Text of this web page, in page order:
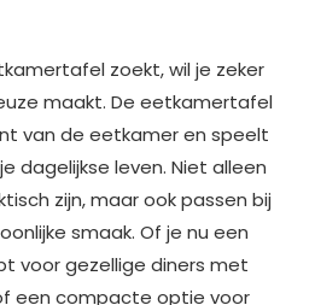
zoekt, wil je zeker
maakt. De eetkamertafel
van de eetkamer en speelt
dagelijkse leven. Niet alleen
zijn, maar ook passen bij
smaak. Of je nu een
voor gezellige diners met
een compacte optie voor